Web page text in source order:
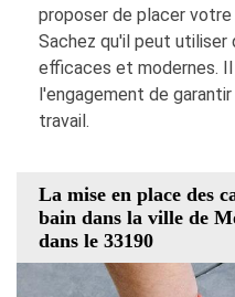
proposer de placer votre
Sachez qu'il peut utiliser
efficaces et modernes.
l'engagement de
travail.
La mise en place des
bain dans la ville de
dans le 33190